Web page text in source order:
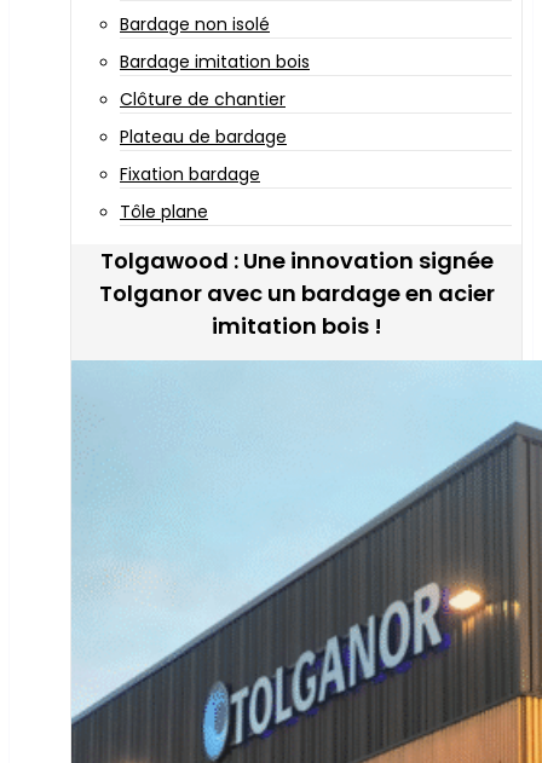
Bardage non isolé
Bardage imitation bois
Clôture de chantier
Plateau de bardage
Fixation bardage
Tôle plane
Tolgawood : Une innovation signée
Tolganor avec un bardage en acier
imitation bois !